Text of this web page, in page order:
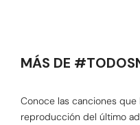
MÁS DE
Conoce las canciones
reproducción del último